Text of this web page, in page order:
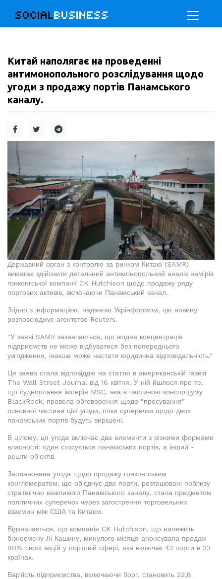
SOCIALBUSINESS
Китай наполягає на проведенні
антимонопольного розслідування щодо
угоди з продажу портів Панамського
каналу.
Державний орган з контролю за ринком Китаю (SAMR)
вимагає здійснити детальний антимонопольний аналіз намірів
гонконгської компанії CK Hutchison щодо продажу ряду
портових активів, включаючи Панамський канал.
Згідно з інформацією, наданою Укрінформом, цю новину
розповсюджує агентство Reuters.
"У заяві SAMR зазначається, що жодна концентрація
підприємств не може відбуватися без попереднього
узгодження, інакше може настати юридична відповідальність."
Ця заява стала відповіддю на статтю в американській газеті
The Wall Street Journal від 16 квітня. У ній йшлося про те,
що судноплавна імперія MSC, яка є частиною консорціуму
BlackRock, провела обговорення щодо "просування"
основної частини цієї угоди, поки суперечки щодо двох
панамських портів будуть вирішені.
В цілому, ця угода включає два елементи з різними формами
власності: один стосується панамських портів, а інший -
решти об'єктів.
Запланована угода щодо продажу гонконгським
конгломератом, що об'єднує два порти, розташовані поблизу
стратегічно важливого Панамського каналу, стала предметом
політичних суперечок через загострення торговельних
взаємин між США та Китаєм.
Відзначається, що компанія CK Hutchison, що належить
бізнесмену Лі Кашину, минулого місяця анонсувала продаж
80% своїх акцій у портовій сфері, яка включає 43 порти в 23
країнах.
Вартість підприємства, включаючи борг, становить 22,8